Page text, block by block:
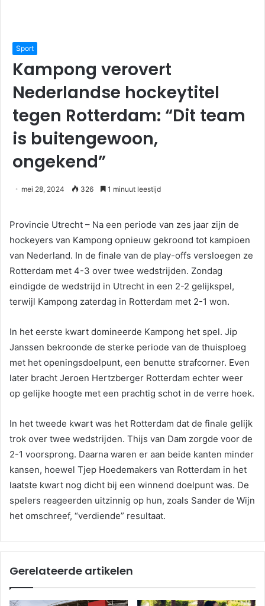
Sport
Kampong verovert
Nederlandse hockeytitel
tegen Rotterdam: “Dit team
is buitengewoon,
ongekend”
mei 28, 2024 326 1 minuut leestijd
Provincie Utrecht – Na een periode van zes jaar zijn de
hockeyers van Kampong opnieuw gekroond tot kampioen
van Nederland. In de finale van de play-offs versloegen ze
Rotterdam met 4-3 over twee wedstrijden. Zondag
eindigde de wedstrijd in Utrecht in een 2-2 gelijkspel,
terwijl Kampong zaterdag in Rotterdam met 2-1 won.
In het eerste kwart domineerde Kampong het spel. Jip
Janssen bekroonde de sterke periode van de thuisploeg
met het openingsdoelpunt, een benutte strafcorner. Even
later bracht Jeroen Hertzberger Rotterdam echter weer
op gelijke hoogte met een prachtig schot in de verre hoek.
In het tweede kwart was het Rotterdam dat de finale gelijk
trok over twee wedstrijden. Thijs van Dam zorgde voor de
2-1 voorsprong. Daarna waren er aan beide kanten minder
kansen, hoewel Tjep Hoedemakers van Rotterdam in het
laatste kwart nog dicht bij een winnend doelpunt was. De
spelers reageerden uitzinnig op hun, zoals Sander de Wijn
het omschreef, “verdiende” resultaat.
Gerelateerde artikelen